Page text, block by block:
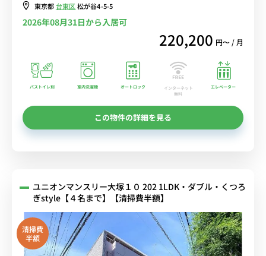
東京都台東区松が谷4-5-5
2026年08月31日から入居可
220,200 円〜 / 月
バストイレ別 室内洗濯機 オートロック
インターネット
無料
エレベーター
この物件の詳細を見る
ユニオンマンスリー大塚１０ 202 1LDK・ダブル・くつろ
ぎstyle【４名まで】【清掃費半額】
清掃費
半額